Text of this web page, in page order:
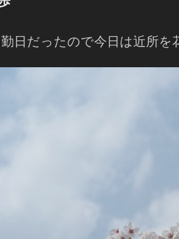
日だったので今日は近所を